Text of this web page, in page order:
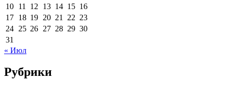
10 11 12 13 14 15 16
17 18 19 20 21 22 23
24 25 26 27 28 29 30
31
« Июл
Рубрики